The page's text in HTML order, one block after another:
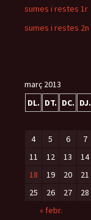
sumes i restes 1r
sumes i restes 2n
març 2013
DL. DT. DC. DJ.
« febr.
4
5 6 7
11
12 13 14
18
19 20 21
25
26 27 28